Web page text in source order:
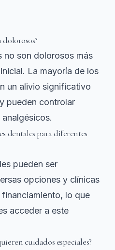
dolorosos?
no son dolorosos más
La mayoría de los
un alivio significativo
pueden controlar
dentales para diferentes
pueden ser
opciones y clínicas
lo que
acceder a este
cuidados especiales?